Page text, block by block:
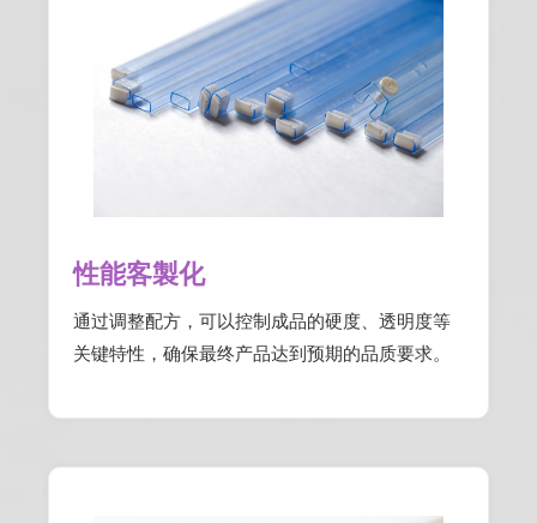
性能客製化
通过调整配方，可以控制成品的硬度、透明度等
关键特性，确保最终产品达到预期的品质要求。